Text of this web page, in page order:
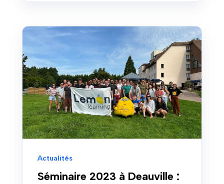
Actualités
Séminaire 2023 à Deauville :